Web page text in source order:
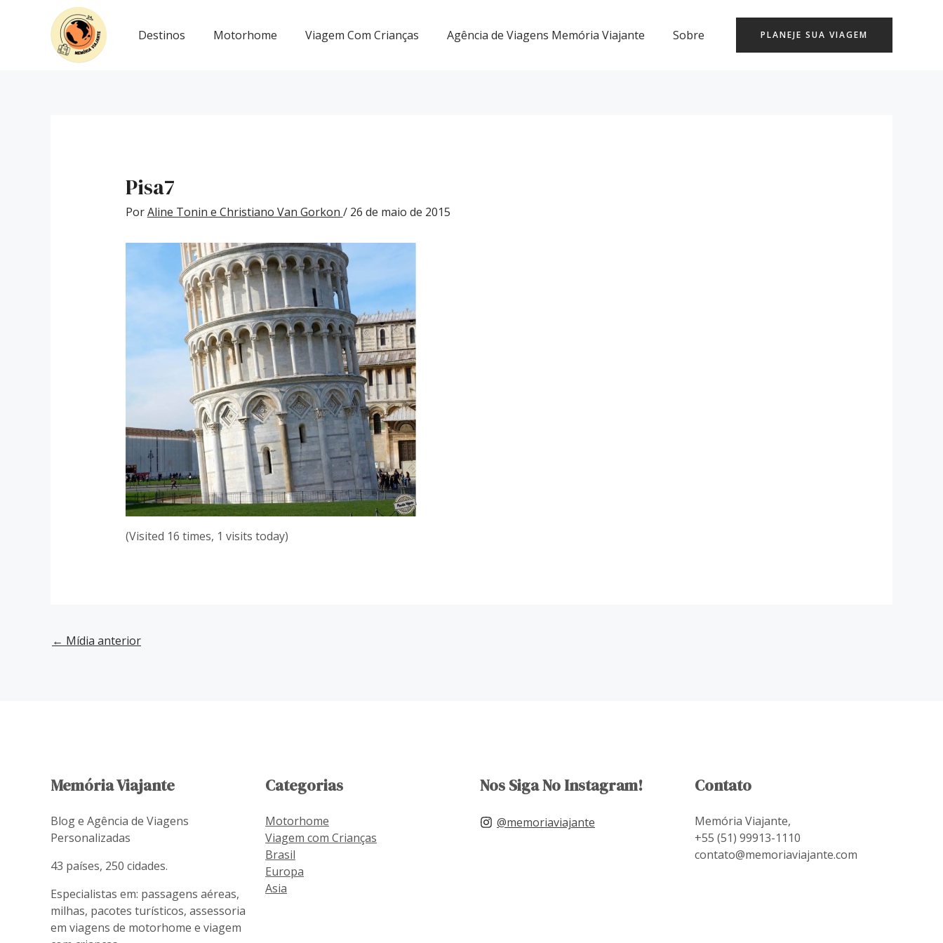
Destinos Motorhome Viagem Com Crianças Agência de Viagens Memória Viajante Sobre PLANEJE SUA VIAGEM
Pisa7
PorAline Tonin e Christiano Van Gorkon / 26 de maio de 2015
(Visited 16 times, 1 visits today)
Post
navigation
← Mídia anterior
Memória Viajante
Blog e Agência de Viagens
Personalizadas
43 países, 250 cidades.
Especialistas em: passagens aéreas,
milhas, pacotes turísticos, assessoria
em viagens de motorhome e viagem
Categorias
Motorhome
Viagem com Crianças
Brasil
Europa
Asia
Nos Siga No Instagram!
@memoriaviajante
Contato
Memória Viajante,
+55 (51) 99913-1110
contato@memoriaviajante.com